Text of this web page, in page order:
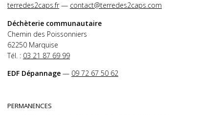
terredes2caps.fr— contact@terredes2caps.com
Déchèterie communautaire
Chemin des Poissonniers
62250 Marquise
Tél. : 03 21 87 69 99
EDF Dépannage — 09 72 67 50 62
PERMANENCES